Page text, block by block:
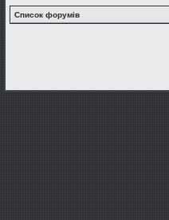
Список форумів